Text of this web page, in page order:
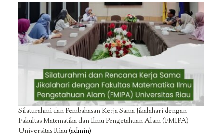
Silaturahmi dan Pembahasan Kerja Sama Jikalahari dengan
Fakultas Matematika dan Ilmu Pengetahuan Alam (FMIPA)
Universitas Riau(admin)